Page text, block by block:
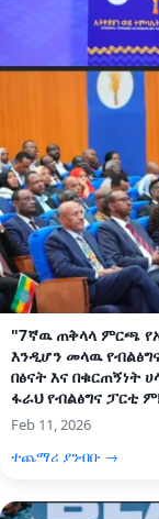
"7ኛዉ ጠቅላላ ምርጫ
እንዲሆን መላዉ የብልፅግና
በፅናት እና በቁርጠኝነት
ፋራህ የብልፅግና ፓርቲ
Feb 11, 2026
ተጨማሪ ያንብቡ →